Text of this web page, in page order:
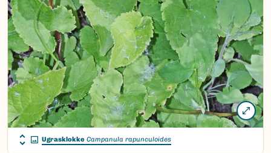
Ugrasklokke Campanula rapunculoides